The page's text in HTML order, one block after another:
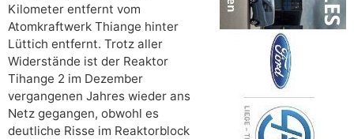
Kilometer entfernt vom
Atomkraftwerk Thiange hinter
Lüttich entfernt. Trotz aller
Widerstände ist der Reaktor
Tihange 2 im Dezember
vergangenen Jahres wieder ans
Netz gegangen, obwohl es
deutliche Risse im Reaktorblock